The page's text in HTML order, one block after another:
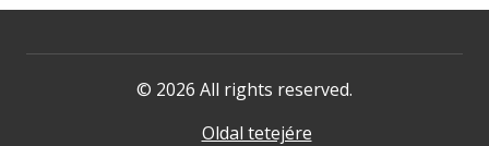
© 2026 All rights reserved.
Oldal tetejére